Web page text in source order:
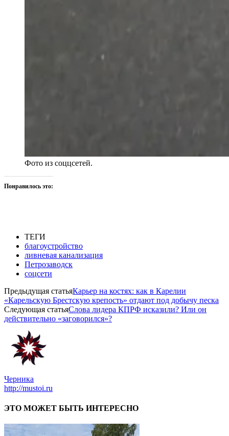
Фото из соццсетей.
Понравилось это:
ТЕГИ
благоустройство
ливневая канализация
Петрозаводск
соцсети
Предыдущая статьяКарьер на костях: как в Карелии
«Карельскую Брестскую крепость» отдают под добычу песка
Следующая статьяСлова лидера КПРФ исказили? Или он
действительно «заговорился»?
Черника
http://mustoi.ru
ЭТО МОЖЕТ БЫТЬ ИНТЕРЕСНО